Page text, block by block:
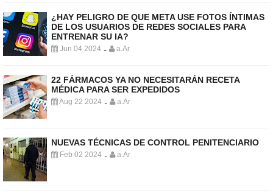
¿HAY PELIGRO DE QUE META USE FOTOS ÍNTIMAS
DE LOS USUARIOS DE REDES SOCIALES PARA
ENTRENAR SU IA?
Jun 04 2024 - a.Ar
22 FÁRMACOS YA NO NECESITARÁN RECETA
MÉDICA PARA SER EXPEDIDOS
Aug 22 2024 - a.Ar
NUEVAS TÉCNICAS DE CONTROL PENITENCIARIO
Feb 02 2024 - a.Ar